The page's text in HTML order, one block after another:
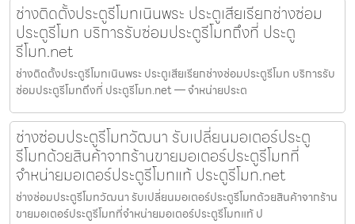
ช่างติดตั้งประตูรีโมทเนินพระ ประตูเสียเรียกช่างซ่อม
ประตูรีโมท บริการรับซ่อมประตูรีโมทถึงที่ ประตู
รีโมท.net
ช่างติดตั้งประตูรีโมทเนินพระ ประตูเสียเรียกช่างซ่อมประตูรีโมท บริการรับ
ซ่อมประตูรีโมทถึงที่ ประตูรีโมท.net — จำหน่ายประต
ช่างซ่อมประตูรีโมทวัฒนา รับเปลี่ยนมอเตอร์ประตู
รีโมทด้วยสินค้าจากร้านขายมอเตอร์ประตูรีโมทที่
จำหน่ายมอเตอร์ประตูรีโมทแท้ ประตูรีโมท.net
ช่างซ่อมประตูรีโมทวัฒนา รับเปลี่ยนมอเตอร์ประตูรีโมทด้วยสินค้าจากร้าน
ขายมอเตอร์ประตูรีโมทที่จำหน่ายมอเตอร์ประตูรีโมทแท้ ป